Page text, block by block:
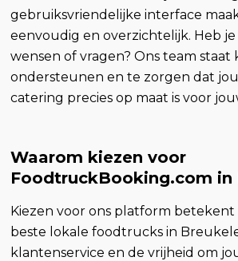
gebruiksvriendelijke interface
eenvoudig en overzichtelijk. Heb je
wensen of vragen? Ons team staat
ondersteunen en te zorgen dat
catering precies op maat is voor
Waarom kiezen voor
FoodtruckBooking.com in
Kiezen voor ons platform
beste lokale foodtrucks in
klantenservice en de vrijheid om